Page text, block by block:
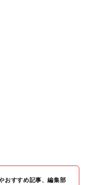
おすすめ記事、編集部